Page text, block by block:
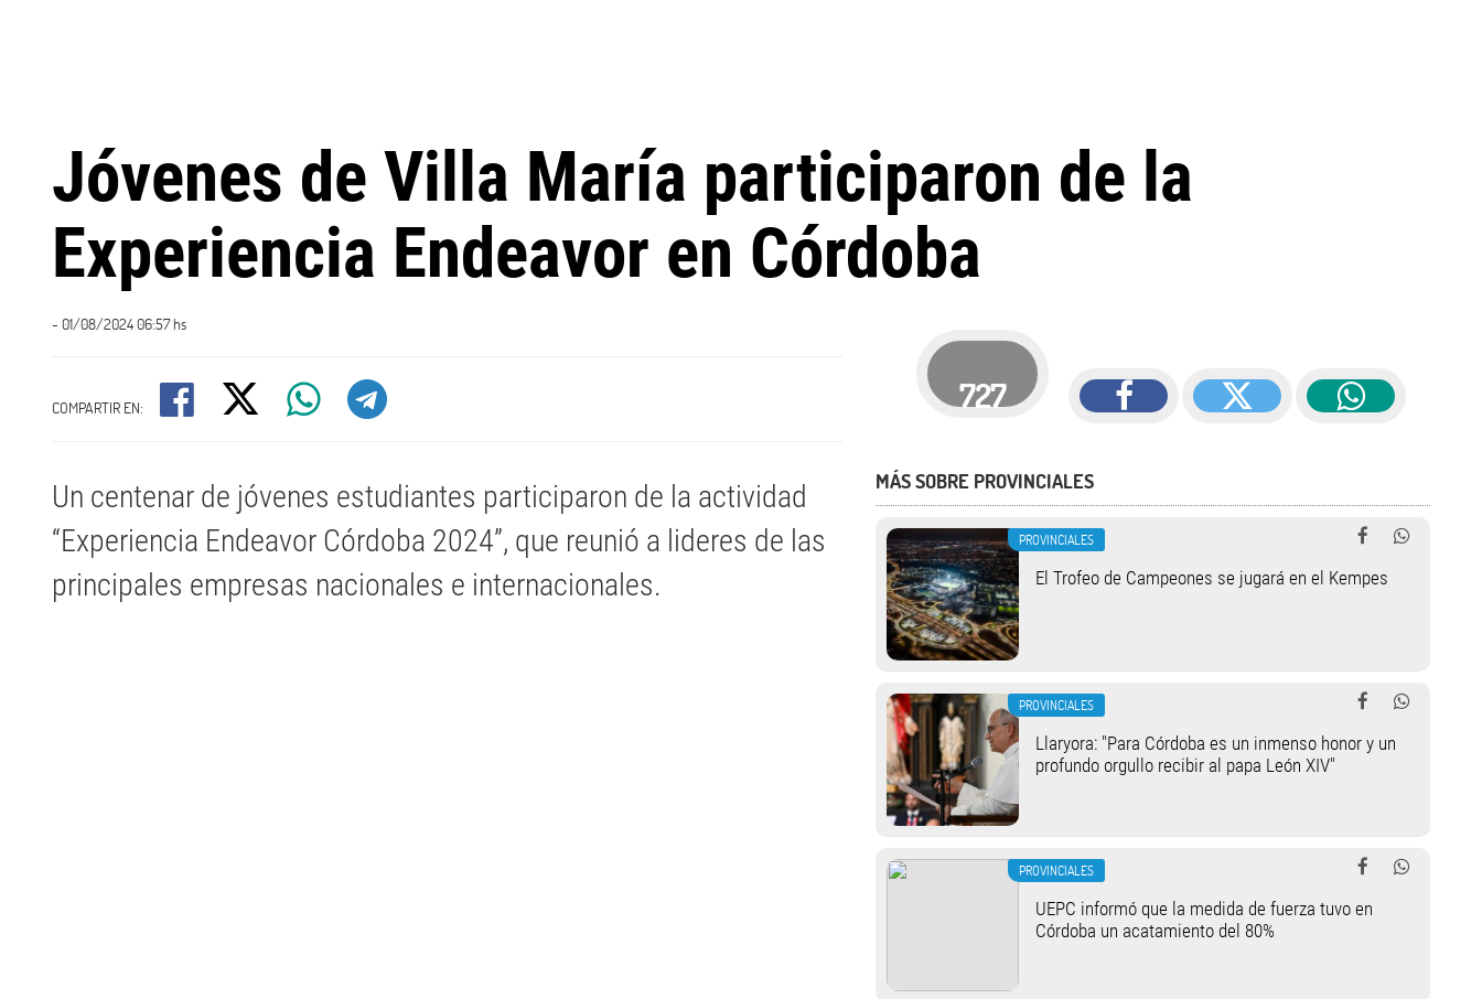
Jóvenes de Villa María participaron de la
Experiencia Endeavor en Córdoba
- 01/08/2024 06:57 hs
COMPARTIR EN:
Un centenar de jóvenes estudiantes participaron de la actividad
“Experiencia Endeavor Córdoba 2024”, que reunió a lideres de las
principales empresas nacionales e internacionales.
727
MÁS SOBRE PROVINCIALES
PROVINCIALES
El Trofeo de Campeones se jugará en el Kempes
PROVINCIALES
Llaryora: "Para Córdoba es un inmenso honor y un
profundo orgullo recibir al papa León XIV"
PROVINCIALES
UEPC informó que la medida de fuerza tuvo en
Córdoba un acatamiento del 80%